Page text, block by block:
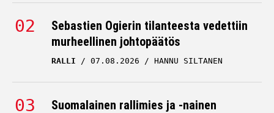
Sebastien Ogierin tilanteesta vedettiin
murheellinen johtopäätös
RALLI 07.08.2026 HANNU SILTANEN
Suomalainen rallimies ja -nainen